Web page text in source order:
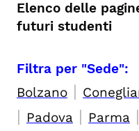
Elenco delle
futuri studenti
Filtra per "Sede":
Bolzano |
| Padova | Parma |